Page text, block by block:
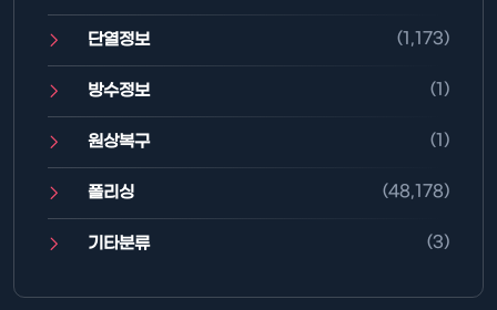
단열정보 (1,173)
방수정보 (1)
원상복구 (1)
폴리싱 (48,178)
기타분류 (3)